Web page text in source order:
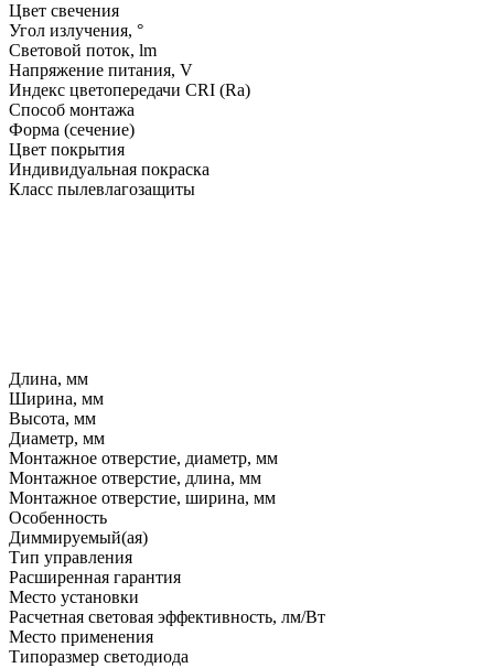
Цвет свечения
Угол излучения, °
Световой поток, lm
Напряжение питания, V
Индекс цветопередачи CRI (Ra)
Способ монтажа
Форма (сечение)
Цвет покрытия
Индивидуальная покраска
Класс пылевлагозащиты
Длина, мм
Ширина, мм
Высота, мм
Диаметр, мм
Монтажное отверстие, диаметр, мм
Монтажное отверстие, длина, мм
Монтажное отверстие, ширина, мм
Особенность
Диммируемый(ая)
Тип управления
Расширенная гарантия
Место установки
Расчетная световая эффективность, лм/Вт
Место применения
Типоразмер светодиода